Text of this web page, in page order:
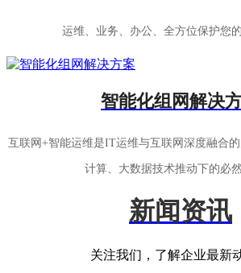
运维、业务、办公、全方位保护您的
智能化组网解决
互联网+智能运维是IT运维与互联网深度融合
计算、大数据技术推动下的必然
新闻资讯
关注我们，了解企业最新